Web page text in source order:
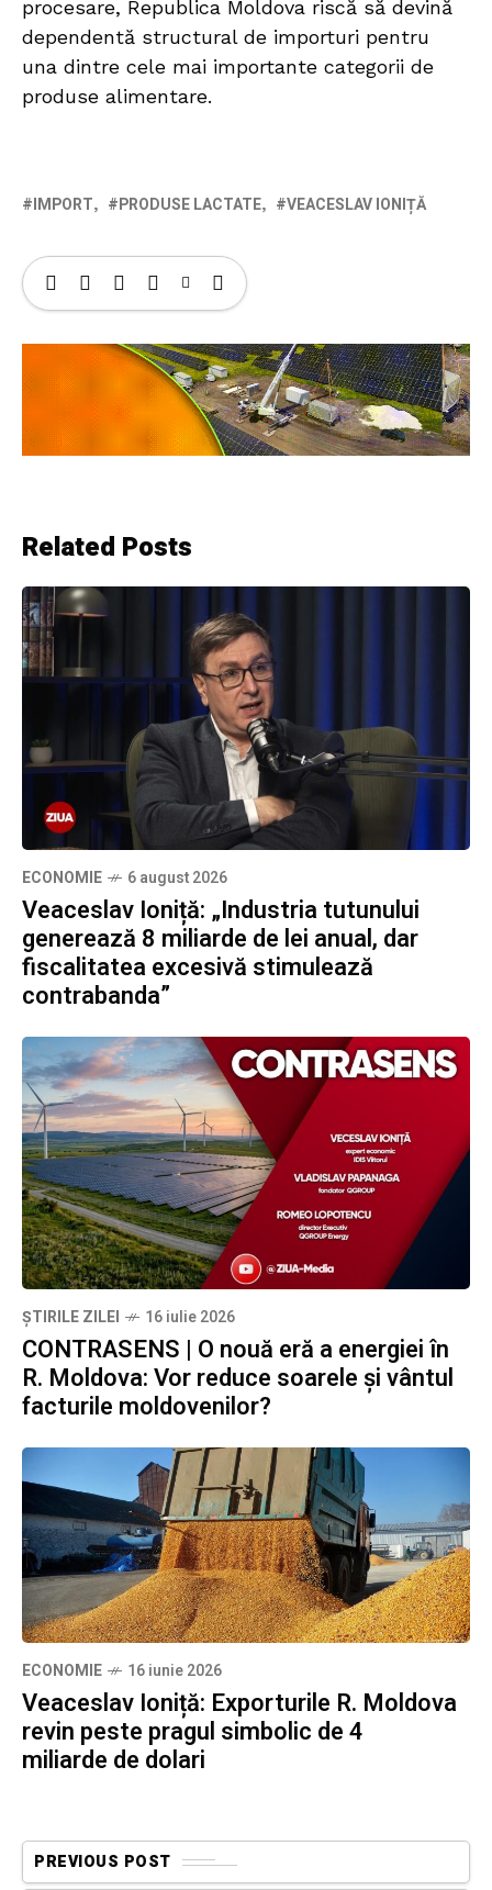
procesare, Republica Moldova riscă să devină
dependentă structural de importuri pentru
una dintre cele mai importante categorii de
produse alimentare.
IMPORT PRODUSE LACTATE VEACESLAV IONIȚĂ
Related Posts
ECONOMIE 6 august 2026
Veaceslav Ioniță: „Industria tutunului
generează 8 miliarde de lei anual, dar
fiscalitatea excesivă stimulează
contrabanda”
ȘTIRILE ZILEI 16 iulie 2026
CONTRASENS | O nouă eră a energiei în
R. Moldova: Vor reduce soarele și vântul
facturile moldovenilor?
ECONOMIE 16 iunie 2026
Veaceslav Ioniță: Exporturile R. Moldova
revin peste pragul simbolic de 4
miliarde de dolari
PREVIOUS POST